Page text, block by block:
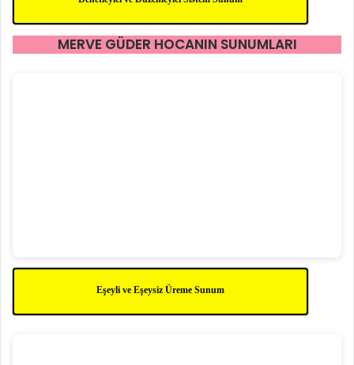
MERVE GÜDER HOCANIN SUNUMLARI
Eşeyli ve Eşeysiz Üreme Sunum